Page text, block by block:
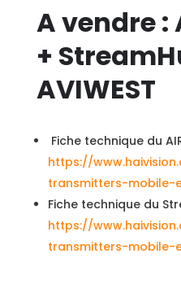
A vendre :
+
AVIWEST
Fiche technique du
https://
transmitters-mobile-
Fiche technique du
https://
transmitters-mobile-